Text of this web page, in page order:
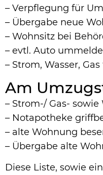
– Verpflegung für
– Übergabe neue
– Wohnsitz bei
– evtl. Auto
– Strom, Wasser,
Am
– Strom-/ Gas-
– Notapotheke
– alte Wohnung
– Übergabe alte
Diese Liste, sowie